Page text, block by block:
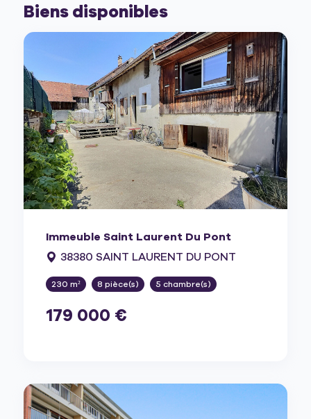
Biens disponibles
Immeuble Saint Laurent Du Pont
38380 SAINT LAURENT DU PONT
230 m² 8 pièce(s) 5 chambre(s)
179 000 €